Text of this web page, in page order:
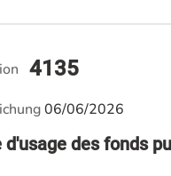
eine Chance geben
d'usage des fonds
4135
06/06/2026